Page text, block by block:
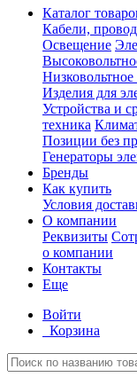
Каталог
Кабели,
Освещение
Изделия для
Устройства и
техника
Позиции без
Генераторы
Бренды
Как купить
Условия
О компании
Реквизиты
о компании
Контакты
Еще
Войти
Корзина